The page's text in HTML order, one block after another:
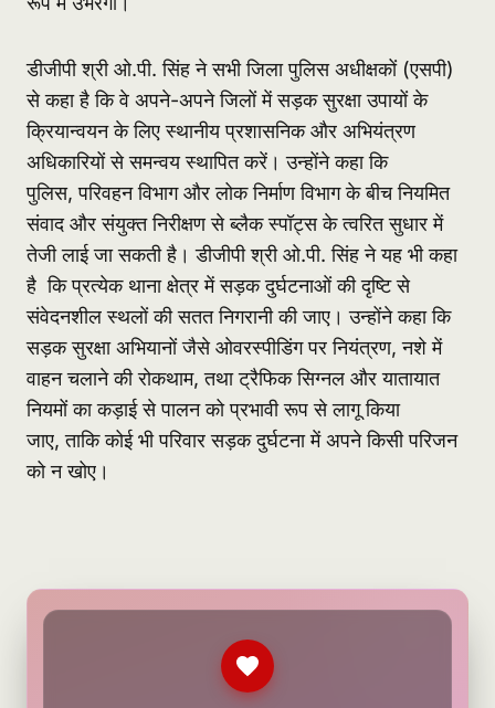
डीजीपी श्री ओ.पी. सिंह ने सभी जिला पुलिस अधीक्षकों (एसपी)
से कहा है कि वे अपने-अपने जिलों में सड़क सुरक्षा उपायों के
क्रियान्वयन के लिए स्थानीय प्रशासनिक और अभियंत्रण
अधिकारियों से समन्वय स्थापित करें। उन्होंने कहा कि
पुलिस, परिवहन विभाग और लोक निर्माण विभाग के बीच नियमित
संवाद और संयुक्त निरीक्षण से ब्लैक स्पॉट्स के त्वरित सुधार में
तेजी लाई जा सकती है। डीजीपी श्री ओ.पी. सिंह ने यह भी कहा
है कि प्रत्येक थाना क्षेत्र में सड़क दुर्घटनाओं की दृष्टि से
संवेदनशील स्थलों की सतत निगरानी की जाए। उन्होंने कहा कि
सड़क सुरक्षा अभियानों जैसे ओवरस्पीडिंग पर नियंत्रण, नशे में
वाहन चलाने की रोकथाम, तथा ट्रैफिक सिग्नल और यातायात
नियमों का कड़ाई से पालन को प्रभावी रूप से लागू किया
जाए, ताकि कोई भी परिवार सड़क दुर्घटना में अपने किसी परिजन
को न खोए।